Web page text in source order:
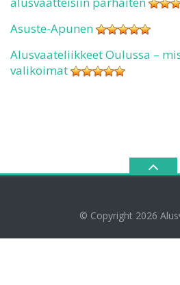
Asuste-Apunen
Alusvaateliikkeet Oulussa –
valikoimat
© Copyright 2026